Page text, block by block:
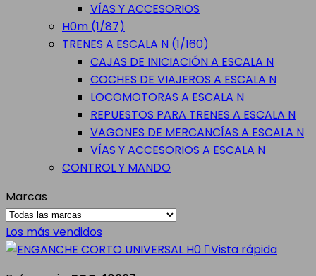
VÍAS Y ACCESORIOS
H0m (1/87)
TRENES A ESCALA N (1/160)
CAJAS DE INICIACIÓN A ESCALA N
COCHES DE VIAJEROS A ESCALA N
LOCOMOTORAS A ESCALA N
REPUESTOS PARA TRENES A ESCALA N
VAGONES DE MERCANCÍAS A ESCALA N
VÍAS Y ACCESORIOS A ESCALA N
CONTROL Y MANDO
Marcas
Los más vendidos
Vista rápida